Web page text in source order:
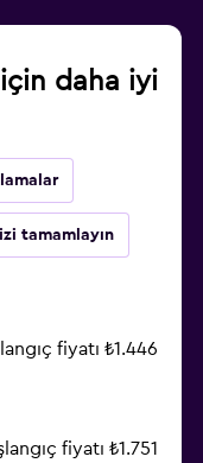
için daha iyi
tamamlayın
fiyatı ₺1.446
fiyatı ₺1.751